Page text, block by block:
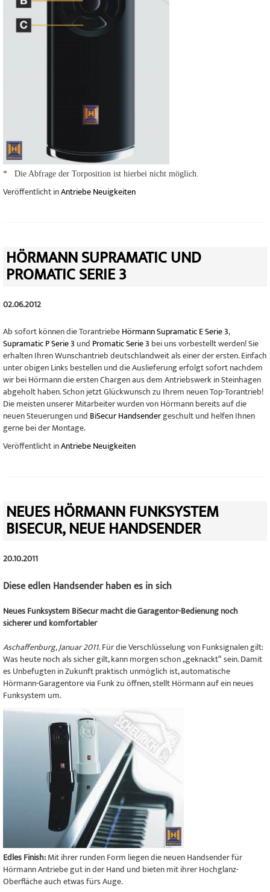
* Die Abfrage der Torposition ist hierbei nicht möglich.
Veröffentlicht inAntriebe Neuigkeiten
HÖRMANN SUPRAMATIC UND
PROMATIC SERIE 3
02.06.2012
Ab sofort können die TorantriebeHörmann Supramatic E Serie 3,
Supramatic P Serie 3 und Promatic Serie 3 bei uns vorbestellt werden! Sie
erhalten Ihren Wunschantrieb deutschlandweit als einer der ersten. Einfach
unter obigen Links bestellen und die Auslieferung erfolgt sofort nachdem
wir bei Hörmann die ersten Chargen aus dem Antriebswerk in Steinhagen
abgeholt haben. Schon jetzt Glückwunsch zu Ihrem neuen Top-Torantrieb!
Die meisten unserer Mitarbeiter wurden von Hörmann bereits auf die
neuen Steuerungen und BiSecur Handsendergeschult und helfen Ihnen
gerne bei der Montage.
Veröffentlicht inAntriebe Neuigkeiten
NEUES HÖRMANN FUNKSYSTEM
BISECUR, NEUE HANDSENDER
20.10.2011
Diese edlen Handsender haben es in sich
Neues Funksystem BiSecur macht die Garagentor-Bedienung noch
sicherer und komfortabler
Aschaffenburg, Januar 2011.Für die Verschlüsselung von Funksignalen gilt:
Was heute noch als sicher gilt, kann morgen schon „geknackt“ sein. Damit
es Unbefugten in Zukunft praktisch unmöglich ist, automatische
Hörmann-Garagentore via Funk zu öffnen, stellt Hörmann auf ein neues
Funksystem um.
Edles Finish:Mit ihrer runden Form liegen die neuen Handsender für
Hörmann Antriebe gut in der Hand und bieten mit ihrer Hochglanz-
Oberfläche auch etwas fürs Auge.